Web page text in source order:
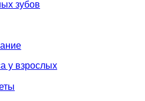
зубов
у взрослых